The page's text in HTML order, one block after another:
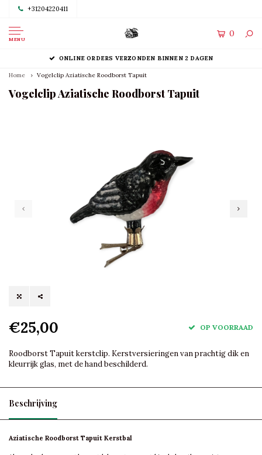
+31204220411
MENU
0
ONLINE ORDERS VERZONDEN BINNEN 2 DAGEN
Home Vogelclip Aziatische Roodborst Tapuit
Vogelclip Aziatische Roodborst Tapuit
€25,00 OP VOORRAAD
Roodborst Tapuit kerstclip. Kerstversieringen van prachtig dik en
kleurrijk glas, met de hand beschilderd.
Beschrijving
Aziatische Roodborst Tapuit Kerstbal